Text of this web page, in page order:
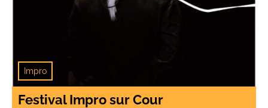
Impro
Festival Impro sur Cour